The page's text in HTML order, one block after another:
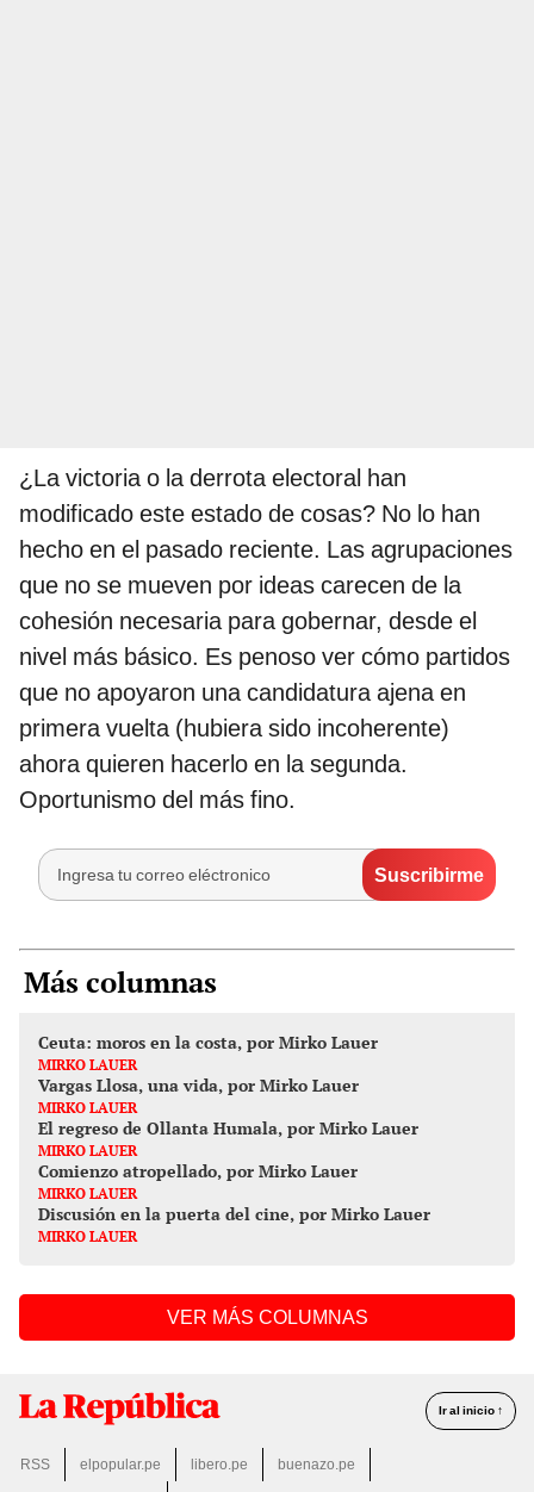
¿La victoria o la derrota electoral han
modificado este estado de cosas? No lo han
hecho en el pasado reciente. Las agrupaciones
que no se mueven por ideas carecen de la
cohesión necesaria para gobernar, desde el
nivel más básico. Es penoso ver cómo partidos
que no apoyaron una candidatura ajena en
primera vuelta (hubiera sido incoherente)
ahora quieren hacerlo en la segunda.
Oportunismo del más fino.
Más columnas
Ceuta: moros en la costa, por Mirko Lauer
MIRKO LAUER
Vargas Llosa, una vida, por Mirko Lauer
MIRKO LAUER
El regreso de Ollanta Humala, por Mirko Lauer
MIRKO LAUER
Comienzo atropellado, por Mirko Lauer
MIRKO LAUER
Discusión en la puerta del cine, por Mirko Lauer
MIRKO LAUER
VER MÁS COLUMNAS
Ir al inicio ↑
RSS elpopular.pe libero.pe
buenazo.pe